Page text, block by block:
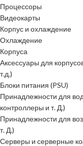
Процессоры
Видеокарты
Корпус и охлаждение
Охлаждение
Корпуса
Аксессуары для
т.д.)
Блоки питания (PSU)
Принадлежности для
контроллеры и т. Д.)
Принадлежности для
т. Д.)
Серверы и серверные